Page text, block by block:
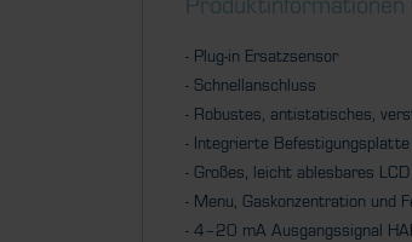
Produktinformationen
- Plug-in Ersatzsensor
- Schnellanschluss
- Robustes, antistatisches,
- Integrierte
- Großes, leicht ablesbares
- Menu, Gaskonzentration und
- 4–20 mA Ausgangssignal